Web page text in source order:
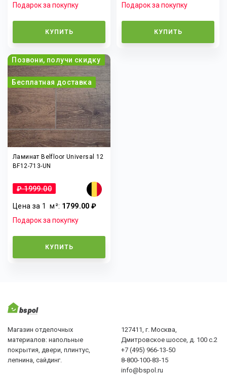
Подарок за покупку
КУПИТЬ
Подарок за покупку
КУПИТЬ
Позвони, получи скидку
Бесплатная доставка
Ламинат Belfloor Universal 12
BF12-713-UN
₽ 1999.00
Цена за 1м²: 1799.00 ₽
Подарок за покупку
КУПИТЬ
Магазин отделочных
материалов: напольные
покрытия, двери, плинтус,
лепнина, сайдинг.
127411, г. Москва,
Дмитровское шоссе, д. 100 с.2
+7 (495) 966-13-50
8-800-100-83-15
info@bspol.ru